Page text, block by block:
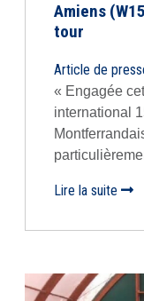
Amiens
tour
Article de
« Engagée
international
Lire la suite